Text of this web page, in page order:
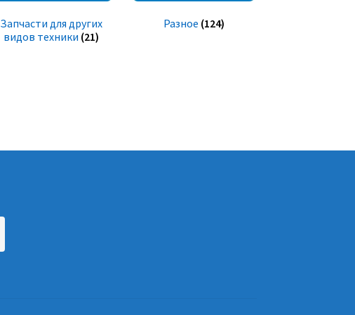
Запчасти для других
видов техники (21)
Разное (124)